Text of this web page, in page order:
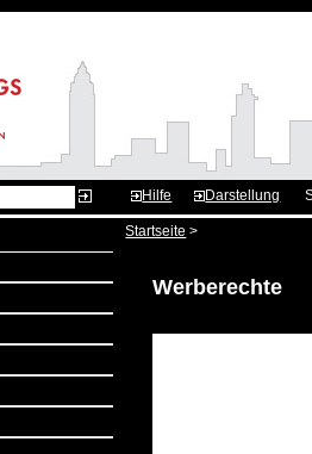
Hilfe Darstellung
Startseite >
Werberechte